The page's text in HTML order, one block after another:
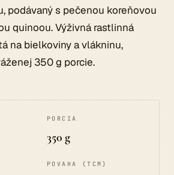
podávaný s pečenou koreňovou
quinoou. Výživná rastlinná
na bielkoviny a vlákninu,
350 g porcie.
PORCIA
350 g
POVAHA (TCM)